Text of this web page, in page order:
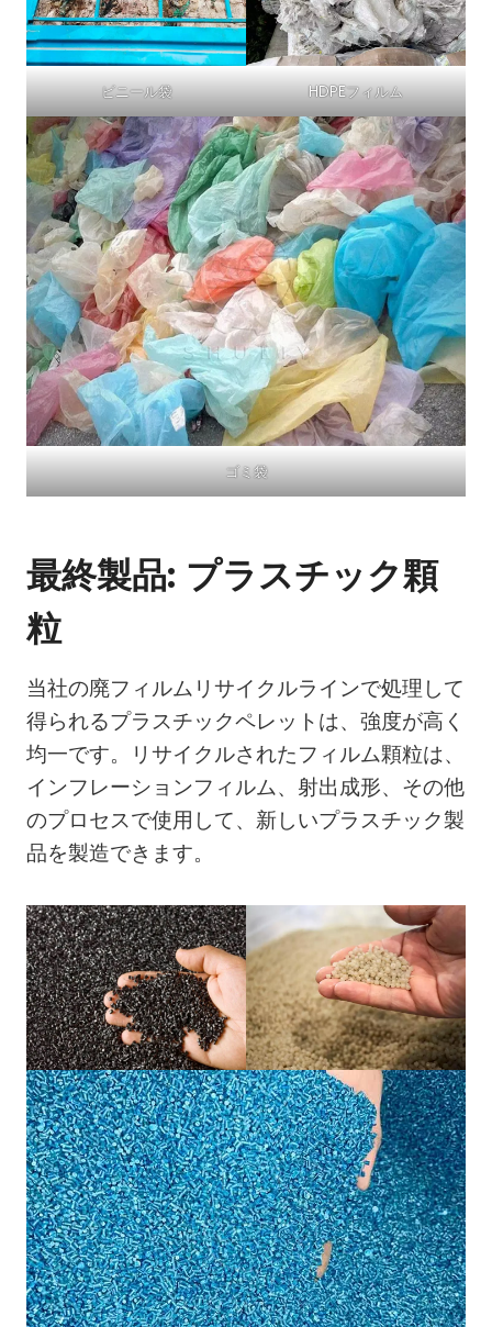
ビニール袋 HDPEフィルム
ゴミ袋
最終製品: プラスチック顆
粒
当社の廃フィルムリサイクルラインで処理して
得られるプラスチックペレットは、強度が高く
均一です。リサイクルされたフィルム顆粒は、
インフレーションフィルム、射出成形、その他
のプロセスで使用して、新しいプラスチック製
品を製造できます。